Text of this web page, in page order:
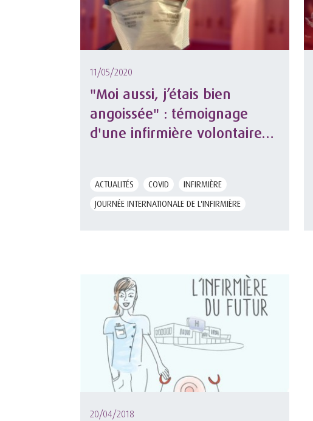
11/05/2020
"Moi aussi, j’étais bien
angoissée" : témoignage
d'une infirmière volontaire
ACTUALITÉS COVID
INFIRMIÈRE
JOURNÉE INTERNATIONALE DE L'INFIRMIÈRE
20/04/2018